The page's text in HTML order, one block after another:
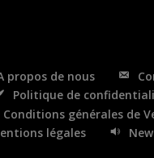
propos de nous
Politique de
Conditions générales de
légales